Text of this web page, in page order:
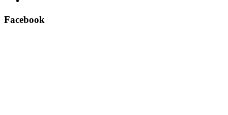
Facebook